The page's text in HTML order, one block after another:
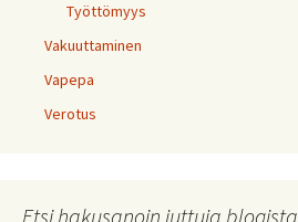
Työttömyys
Vakuuttaminen
Vapepa
Verotus
Etsi hakusanoin juttuja blogista